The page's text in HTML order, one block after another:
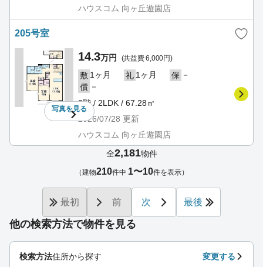
ハウスコム 向ヶ丘遊園店
205号室
写真を見る
14.3万円 (共益費 6,000円)
敷 1ヶ月 礼 1ヶ月 保 －
償 －
2階 / 2LDK / 67.28㎡
2026/07/28 更新
ハウスコム 向ヶ丘遊園店
他の検索方法で物件を見る
検索方法住所から探す 変更する
全2,181物件
（建物210件中 1〜10件を表示）
最初 前 次 最後